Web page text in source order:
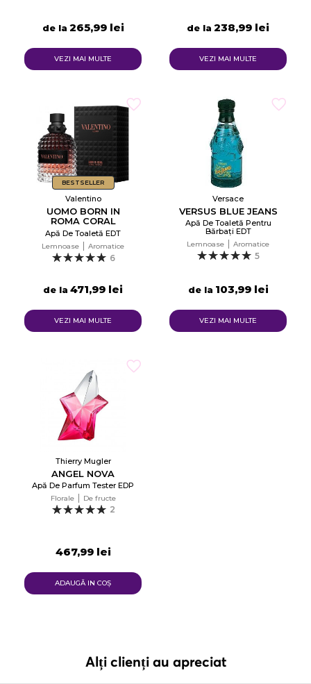
de la 265,99 lei
VEZI MAI MULTE
de la 238,99 lei
VEZI MAI MULTE
BESTSELLER
Valentino
UOMO BORN IN
ROMA CORAL
FANTASY
Apă De Toaletă EDT
Lemnoase Aromatice
6
de la 471,99 lei
VEZI MAI MULTE
Versace
VERSUS BLUE JEANS
Apă De Toaletă Pentru
Bărbați EDT
Lemnoase Aromatice
5
de la 103,99 lei
VEZI MAI MULTE
Thierry Mugler
ANGEL NOVA
Apă De Parfum Tester EDP
Florale De fructe
2
467,99 lei
ADAUGĂ IN COŞ
Alți clienți au apreciat